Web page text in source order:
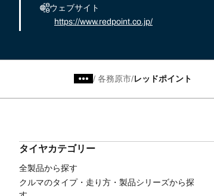
ウェブサイト
https://www.redpoint.co.jp/
/ 各務原市 レッドポイント
タイヤカテゴリー
全製品から探す
クルマのタイプ・走り方・製品シリーズから探